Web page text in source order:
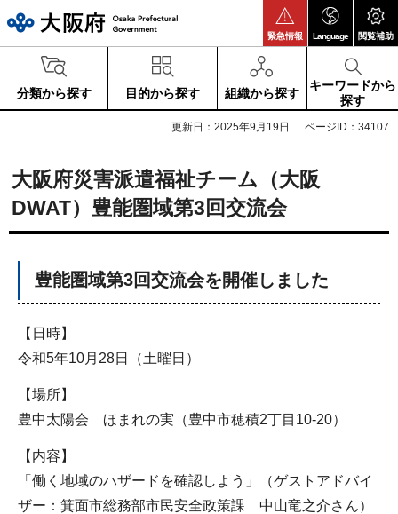
緊急情報 Language 閲覧補助
分類から探す 目的から探す 組織から探す
キーワードから
探す
更新日：2025年9月19日 ページID：34107
大阪府災害派遣福祉チーム（大阪
DWAT）豊能圏域第3回交流会
豊能圏域第3回交流会を開催しました
【日時】
令和5年10月28日（土曜日）
【場所】
豊中太陽会 ほまれの実（豊中市穂積2丁目10-20）
【内容】
「働く地域のハザードを確認しよう」（ゲストアドバイ
ザー：箕面市総務部市民安全政策課 中山竜之介さん）